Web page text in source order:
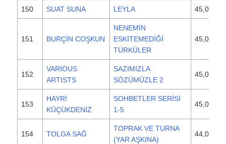
150 SUAT SUNA LEYLA 45,000
151 BURÇİN COŞKUN
NENEMİN
ESKİTEMEDİĞİ
TÜRKÜLER
45,000
152
VARIOUS
ARTISTS
SAZIMIZLA
SÖZÜMÜZLE 2
45,000
153
HAYRİ
KÜÇÜKDENİZ
SOHBETLER SERİSİ
1-5
45,000
154 TOLGA SAĞ
TOPRAK VE TURNA
(YAR AŞKINA)
44,000